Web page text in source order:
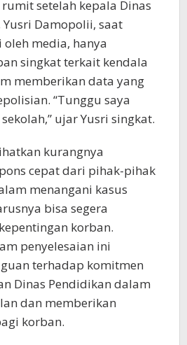
setelah kepala Dinas
Damopolii, saat
media, hanya
singkat terkait kendala
memberikan data yang
“Tunggu saya
ujar Yusri singkat.
kurangnya
cepat dari pihak-pihak
menangani kasus
bisa segera
korban.
penyelesaian ini
terhadap komitmen
Dinas Pendidikan dalam
dan memberikan
korban.